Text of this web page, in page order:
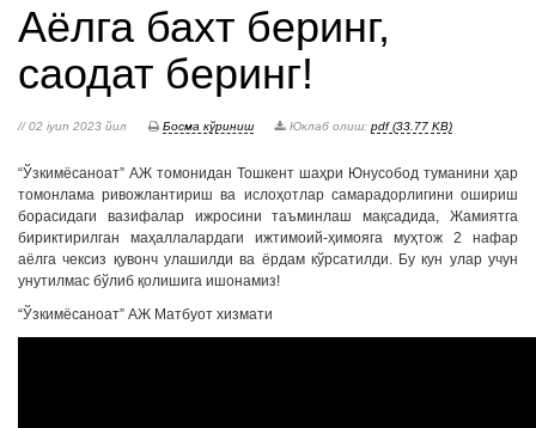
Аёлга бахт беринг,
саодат беринг!
// 02 iyun 2023 йил Босма кўриниш Юклаб олиш: pdf (33.77 KB)
“Ўзкимёсаноат” АЖ томонидан Тошкент шаҳри Юнусобод туманини ҳар
томонлама ривожлантириш ва ислоҳотлар самарадорлигини ошириш
борасидаги вазифалар ижросини таъминлаш мақсадида, Жамиятга
бириктирилган маҳаллалардаги ижтимоий-ҳимояга муҳтож 2 нафар
аёлга чексиз қувонч улашилди ва ёрдам кўрсатилди. Бу кун улар учун
унутилмас бўлиб қолишига ишонамиз!
“Ўзкимёсаноат” АЖ Матбуот хизмати